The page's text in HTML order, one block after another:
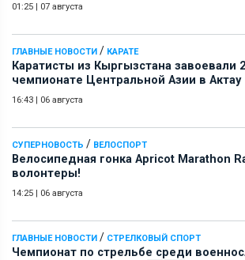
01:25 | 07 августа
ГЛАВНЫЕ НОВОСТИ / КАРАТЕ
Каратисты из Кыргызстана завоевали
чемпионате Центральной Азии в Актау
16:43 | 06 августа
СУПЕРНОВОСТЬ / ВЕЛОСПОРТ
Велосипедная гонка Apricot Marathon
волонтеры!
14:25 | 06 августа
ГЛАВНЫЕ НОВОСТИ / СТРЕЛКОВЫЙ СПОРТ
Чемпионат по стрельбе среди